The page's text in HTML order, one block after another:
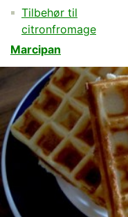
Tilbehør til
citronfromage
Marcipan